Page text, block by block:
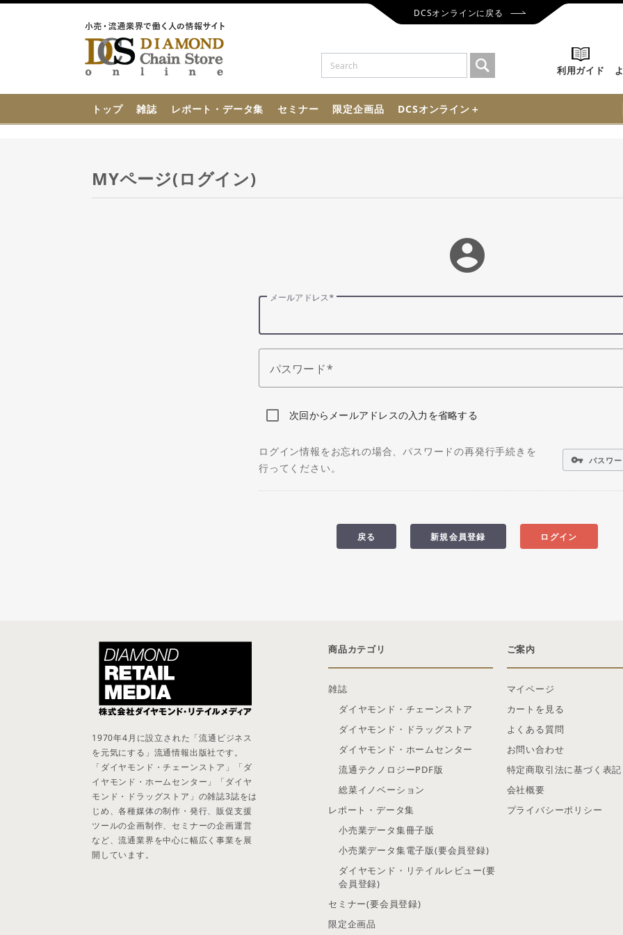
DCSオンラインに戻る
利用ガイド
トップ 雑誌 レポート・データ集 セミナー 限定企画品 DCSオンライン＋
MYページ(ログイン)
account_circle
メールアドレス
パスワード
次回からメールアドレスの入力を省略する
ログイン情報をお忘れの場合、パスワードの再発行手続きを
行ってください。
vpn_key パスワ
ログイン
新規会員登録
戻る
商品カテゴリ
雑誌
ダイヤモンド・チェーンストア
ダイヤモンド・ドラッグストア
ダイヤモンド・ホームセンター
流通テクノロジーPDF版
総菜イノベーション
レポート・データ集
小売業データ集冊子版
小売業データ集電子版(要会員登録)
ダイヤモンド・リテイルレビュー(要
会員登録)
セミナー(要会員登録)
限定企画品
ご案内
マイページ
カートを見る
よくある質問
お問い合わせ
特定商取引法に基づく表記
会社概要
プライバシーポリシー
1970年4月に設立された「流通ビジネス
を元気にする」流通情報出版社です。
「ダイヤモンド・チェーンストア」「ダ
イヤモンド・ホームセンター」「ダイヤ
モンド・ドラッグストア」の雑誌3誌をは
じめ、各種媒体の制作・発行、販促支援
ツールの企画制作、セミナーの企画運営
など、流通業界を中心に幅広く事業を展
開しています。